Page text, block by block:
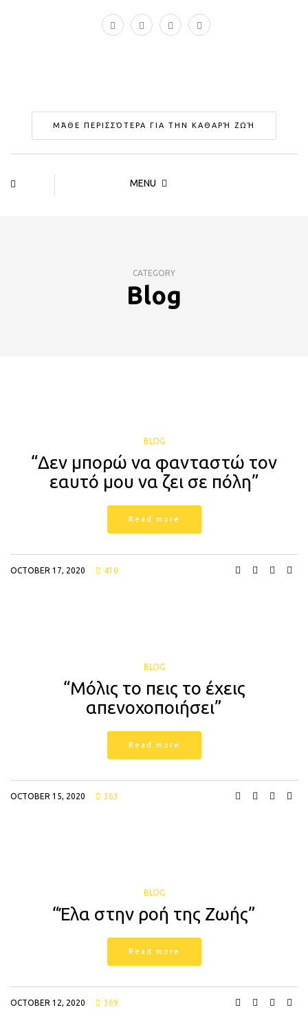
ΜΆΘΕ ΠΕΡΙΣΣΌΤΕΡΑ ΓΙΑ ΤΗΝ ΚΑΘΑΡΉ ΖΩΉ
MENU
CATEGORY
Blog
BLOG
“Δεν μπορώ να φανταστώ τον
εαυτό μου να ζει σε πόλη”
Read more
OCTOBER 17, 2020 410
BLOG
“Μόλις το πεις το έχεις
απενοχοποιήσει”
Read more
OCTOBER 15, 2020 363
BLOG
“Έλα στην ροή της Ζωής”
Read more
OCTOBER 12, 2020 369